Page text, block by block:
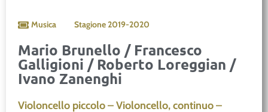
Musica Stagione2019-2020
Mario Brunello / Francesco
Galligioni / Roberto Loreggian /
Ivano Zanenghi
Violoncello piccolo – Violoncello, continuo –